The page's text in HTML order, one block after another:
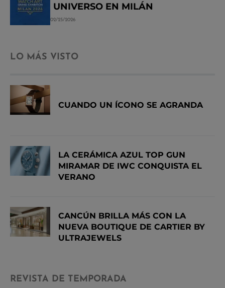
UNIVERSO EN MILÁN
02/25/2026
LO MÁS VISTO
CUANDO UN ÍCONO SE AGRANDA
LA CERÁMICA AZUL TOP GUN
MIRAMAR DE IWC CONQUISTA EL
VERANO
CANCÚN BRILLA MÁS CON LA
NUEVA BOUTIQUE DE CARTIER BY
ULTRAJEWELS
REVISTA DE TEMPORADA